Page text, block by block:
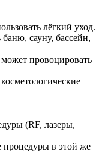
лёгкий уход.
сауну, бассейн,
может провоцировать
(RF, лазеры,
в этой же